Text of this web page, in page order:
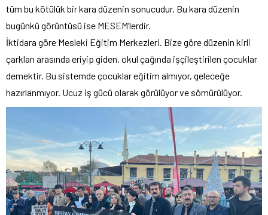
tüm bu kötülük bir kara düzenin sonucudur. Bu kara düzenin
bugünkü görüntüsü ise MESEM’lerdir.
İktidara göre Mesleki Eğitim Merkezleri. Bize göre düzenin kirli
çarkları arasında eriyip giden, okul çağında işçileştirilen çocuklar
demektir. Bu sistemde çocuklar eğitim almıyor, geleceğe
hazırlanmıyor. Ucuz iş gücü olarak görülüyor ve sömürülüyor.